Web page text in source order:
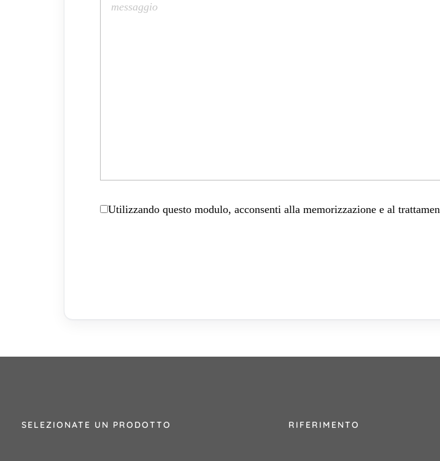
Utilizzando questo modulo, acconsenti alla memorizzazione e al
SELEZIONATE UN PRODOTTO RIFERIMENTO